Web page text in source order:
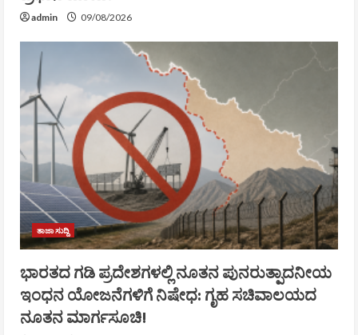
admin 09/08/2026
ತಾಜಾ ಸುದ್ದಿ
ಭಾರತದ ಗಡಿ ಪ್ರದೇಶಗಳಲ್ಲಿ ನೂತನ ಪುನರುತ್ಪಾದನೀಯ
ಇಂಧನ ಯೋಜನೆಗಳಿಗೆ ನಿಷೇಧ: ಗೃಹ ಸಚಿವಾಲಯದ
ನೂತನ ಮಾರ್ಗಸೂಚಿ!